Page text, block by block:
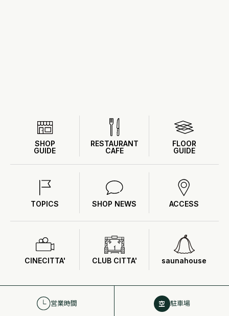
SHOP
GUIDE
RESTAURANT
CAFE
FLOOR
GUIDE
TOPICS SHOP NEWS ACCESS
CINECITTA' CLUB CITTA' saunahouse
営業時間 空 駐車場